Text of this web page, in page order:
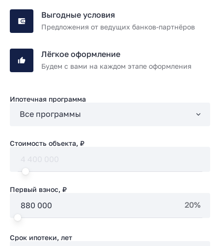
Выгодные условия
Предложения от ведущих банков-партнёров
Лёгкое оформление
Будем с вами на каждом этапе оформления
Ипотечная программа
Стоимость объекта, ₽
Первый взнос, ₽
20%
Срок ипотеки, лет